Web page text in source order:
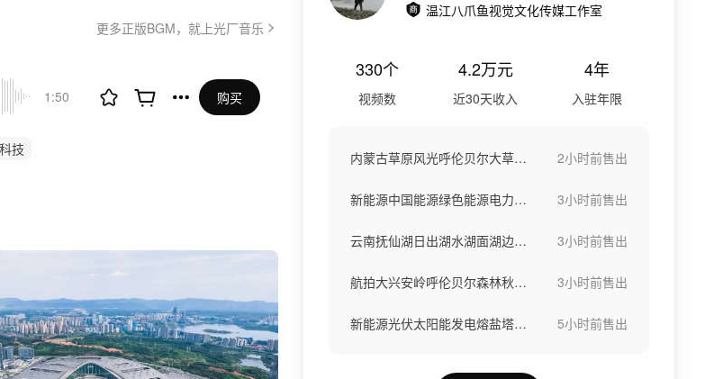
更多正版BGM，就上光厂音乐
1:50
科技
购买
温江八爪鱼视觉文化传媒工作室
330个
视频数
4.2万元
近30天收入
4年
入驻年限
内蒙古草原风光呼伦贝尔大草原河流风景航拍 2小时前售出
新能源中国能源绿色能源电力国家电网太阳能 3小时前售出
云南抚仙湖日出湖水湖面湖边风景自然风光 3小时前售出
航拍大兴安岭呼伦贝尔森林秋景晨雾风景航拍 3小时前售出
新能源光伏太阳能发电熔盐塔式光热电站储能 5小时前售出